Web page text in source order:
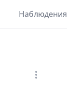
Наблюдения